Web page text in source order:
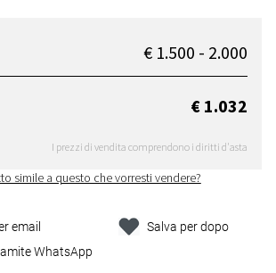
€ 1.500 - 2.000
€ 1.032
I prezzi di vendita comprendono i diritti d'asta
simile a questo che vorresti vendere?
email
WhatsApp
Salva per dopo